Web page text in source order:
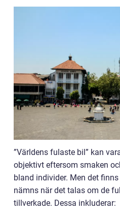
”Världens fulaste bil” kan
objektivt eftersom smaken
bland individer. Men det
nämns när det talas om de
tillverkade. Dessa inkluderar: